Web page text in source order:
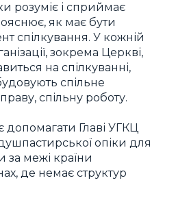
розуміє і сприймає
як має бути
спілкування. У кожній
зокрема Церкві,
на спілкуванні,
спільне
спільну роботу.
Главі УГКЦ
опіки для
за межі країни
де немає структур